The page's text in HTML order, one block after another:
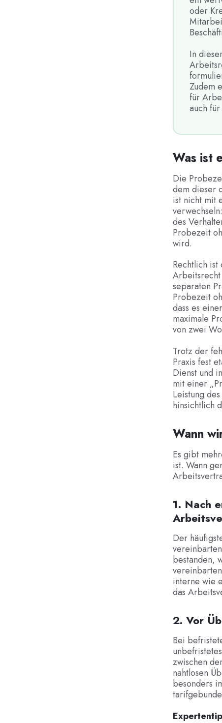
oder
In
Zudem
für
auch
Was ist
Die
dem dieser
ist nicht mit
des
Probezeit
wird.
Rechtlich
Arbeitsrecht
separaten
Probezeit
dass es
maximale
von zwei
Trotz der
Praxis fest
Dienst und
mit einer
Leistung
hinsichtlich
Wann
Es gibt
ist. Wann
1. Nach
Der
bestanden,
interne wie
das
2. Vor
Bei
zwischen
nahtlosen
besonders